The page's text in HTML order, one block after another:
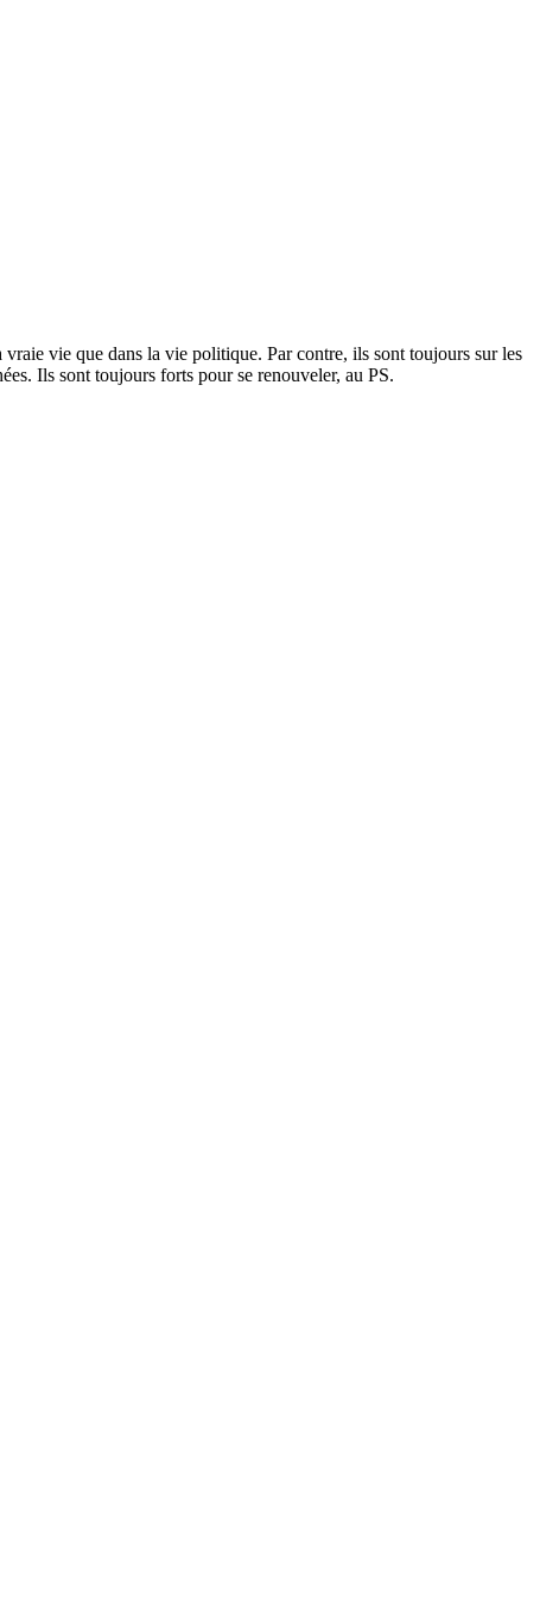
vie que dans la vie politique. Par contre, ils sont toujours sur les
Ils sont toujours forts pour se renouveler, au PS.